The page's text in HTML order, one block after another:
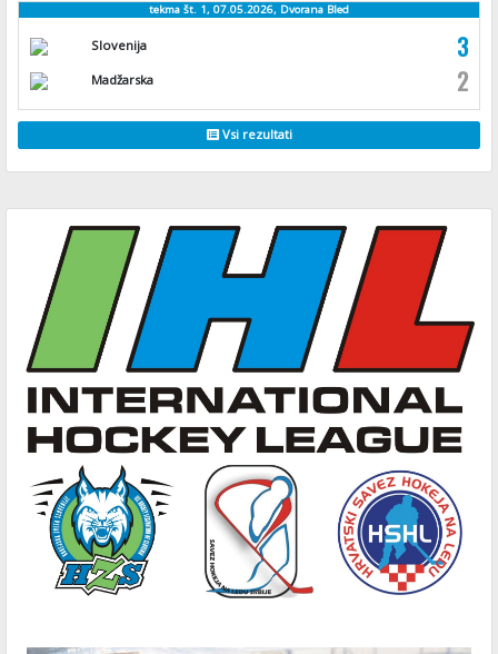
tekma št. 1, 07.05.2026, Dvorana Bled
Slovenija 3
Madžarska 2
Vsi rezultati